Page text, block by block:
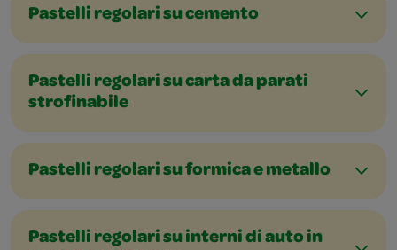
Pastelli regolari su cemento
Pastelli regolari su carta da parati
strofinabile
Pastelli regolari su formica e metallo
Pastelli regolari su interni di auto in